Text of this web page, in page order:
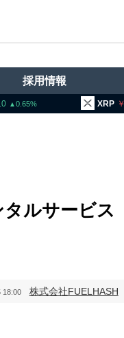
採用情報
161.47 1.29
ルサービス
18:00 株式会社FUELHASH